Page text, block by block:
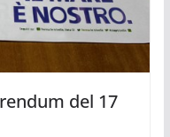
del 17